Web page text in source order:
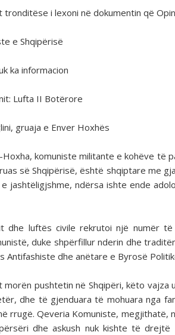
i lexoni në dokumentin që
e Shqipërisë
ka informacion
Lufta II Botërore
gruaja e Enver Hoxhës
Hoxha, komuniste militante e kohëve
së Shqipërisë, është shqiptare me
jashtëligjshme, ndërsa ishte ende
dhe luftës civile rekrutoi një numër
duke shpërfillur nderin dhe
Antifashiste dhe anëtare e Byrosë
morën pushtetin në Shqipëri, këto
dhe të gjenduara të mohuara nga
rrugë. Qeveria Komuniste,
dhe askush nuk kishte të